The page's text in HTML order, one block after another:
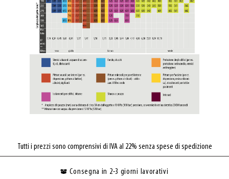
Tutti i prezzi sono comprensivi di IVA al 22% senza spese di spedizione
Consegna in 2-3 giorni lavorativi